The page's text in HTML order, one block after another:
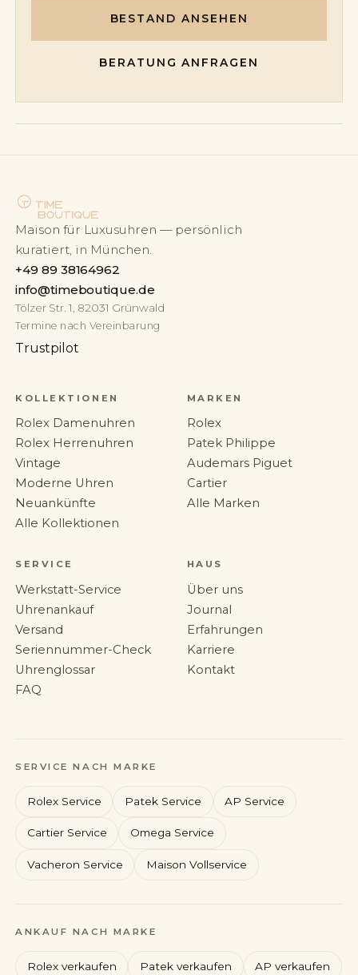
Rolex Patek Philippe
BESTAND ANSEHEN
BERATUNG ANFRAGEN
Maison für Luxusuhren — persönlich
kuratiert, in München.
+49 89 38164962
info@timeboutique.de
Tölzer Str. 1, 82031 Grünwald
Termine nach Vereinbarung
Trustpilot
KOLLEKTIONEN
Rolex Damenuhren
Rolex Herrenuhren
Vintage
Moderne Uhren
Neuankünfte
Alle Kollektionen
MARKEN
Rolex
Patek Philippe
Audemars Piguet
Cartier
Alle Marken
SERVICE
Werkstatt-Service
Uhrenankauf
Versand
Seriennummer-Check
Uhrenglossar
FAQ
HAUS
Über uns
Journal
Erfahrungen
Karriere
Kontakt
SERVICE NACH MARKE
Rolex Service Patek Service AP Service
Cartier Service Omega Service
Vacheron Service Maison Vollservice
ANKAUF NACH MARKE
Rolex verkaufen Patek verkaufen AP verkaufen